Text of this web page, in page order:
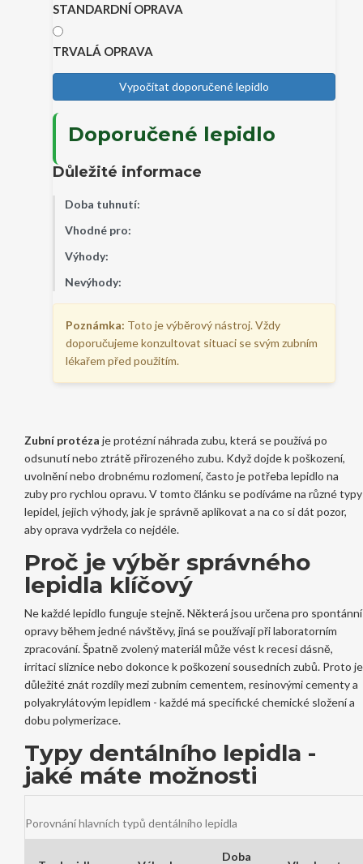
STANDARDNÍ OPRAVA
TRVALÁ OPRAVA
Vypočítat doporučené lepidlo
Doporučené lepidlo
Důležité informace
Doba tuhnutí:
Vhodné pro:
Výhody:
Nevýhody:
Poznámka: Toto je výběrový nástroj. Vždy
doporučujeme konzultovat situaci se svým zubním
lékařem před použitím.
Zubní protéza je protézní náhrada zubu, která se používá po
odsunutí nebo ztrátě přirozeného zubu. Když dojde k poškození,
uvolnění nebo drobnému rozlomení, často je potřeba lepidlo na
zubypro rychlou opravu. V tomto článku se podíváme na různé typy
lepidel, jejich výhody, jak je správně aplikovat a na co si dát pozor,
aby oprava vydržela co nejdéle.
Proč je výběr správného
lepidla klíčový
Ne každé lepidlo funguje stejně. Některá jsou určena pro spontánní
opravy během jedné návštěvy, jiná se používají při laboratorním
zpracování. Špatně zvolený materiál může vést k recesi dásně,
irritaci sliznice nebo dokonce k poškození sousedních zubů. Proto je
důležité znát rozdíly mezizubním cementem, resinovými cementya
polyakrylátovým lepidlem - každé má specifické chemické složení a
dobu polymerizace.
Typy dentálního lepidla -
jaké máte možnosti
Porovnání hlavních typů dentálního lepidla
Doba